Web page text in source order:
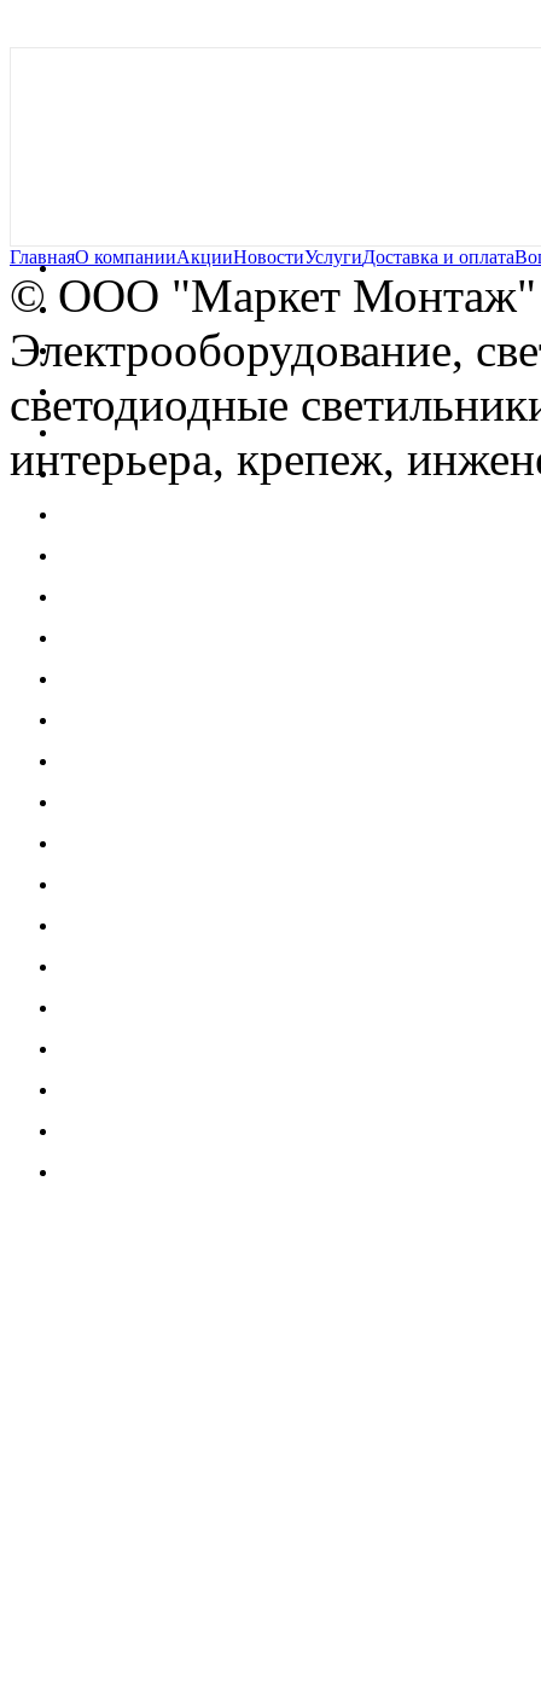
ГлавнаяО компанииАкцииНовостиУслугиДоставка и оплата
© OOO "Маркет Монтаж"
Электрооборудование,
светодиодные
интерьера, крепеж,